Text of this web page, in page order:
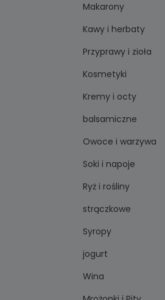
Makarony
Kawy i herbaty
Przyprawy i zioła
Kosmetyki
Kremy i octy
balsamiczne
Owoce i warzywa
Soki i napoje
Ryż i rośliny
strączkowe
Syropy
jogurt
Wina